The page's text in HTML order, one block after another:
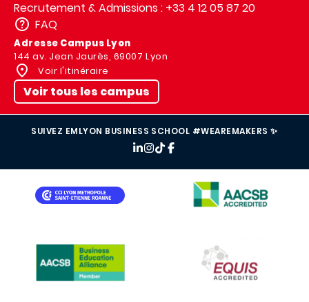
Recrutement & Admissions : +33 4 12 05 87 20
FAQ
Adresse Campus Lyon
144 av. Jean Jaurès, 69007 Lyon
Voir l'itinéraire
Voir tous les campus
SUIVEZ EMLYON BUSINESS SCHOOL #WEAREMAKERS ✨
IMAGE